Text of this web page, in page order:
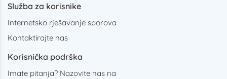
Služba za korisnike
Internetsko rješavanje sporova
Kontaktirajte nas
Korisnička podrška
Imate pitanja? Nazovite nas na